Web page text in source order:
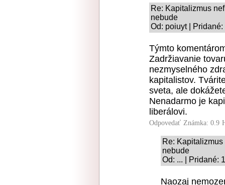
Re: Kapitalizmus
nebude
Od: poiuyt |
Týmto
Zadržiavanie
nezmyselného
kapitalistov.
sveta, ale
Nenadarmo je
liberálovi.
Odpovedať Známka: 0.9
Re:
nebude
Od: ... | Pridané:
Naozaj